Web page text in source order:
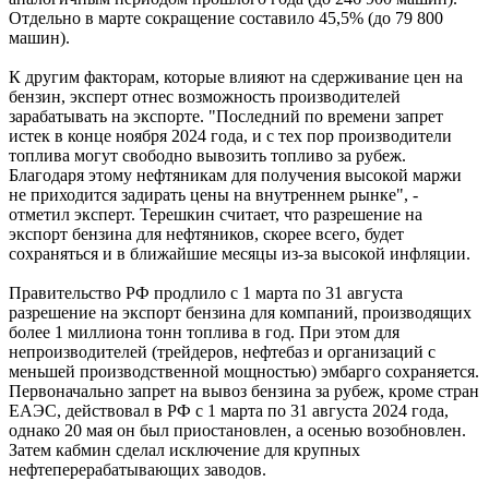
Отдельно в марте сокращение составило 45,5% (до 79 800
машин).
К другим факторам, которые влияют на сдерживание цен на
бензин, эксперт отнес возможность производителей
зарабатывать на экспорте. "Последний по времени запрет
истек в конце ноября 2024 года, и с тех пор производители
топлива могут свободно вывозить топливо за рубеж.
Благодаря этому нефтяникам для получения высокой маржи
не приходится задирать цены на внутреннем рынке", -
отметил эксперт. Терешкин считает, что разрешение на
экспорт бензина для нефтяников, скорее всего, будет
сохраняться и в ближайшие месяцы из-за высокой инфляции.
Правительство РФ продлило с 1 марта по 31 августа
разрешение на экспорт бензина для компаний, производящих
более 1 миллиона тонн топлива в год. При этом для
непроизводителей (трейдеров, нефтебаз и организаций с
меньшей производственной мощностью) эмбарго сохраняется.
Первоначально запрет на вывоз бензина за рубеж, кроме стран
ЕАЭС, действовал в РФ с 1 марта по 31 августа 2024 года,
однако 20 мая он был приостановлен, а осенью возобновлен.
Затем кабмин сделал исключение для крупных
нефтеперерабатывающих заводов.